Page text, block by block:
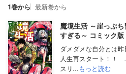
1巻から 最新巻から
魔境生活 ～崖っぷ
すぎる～ コミック版
ダメダメな自分とは
人生再スタート！！
スリ...もっと読む